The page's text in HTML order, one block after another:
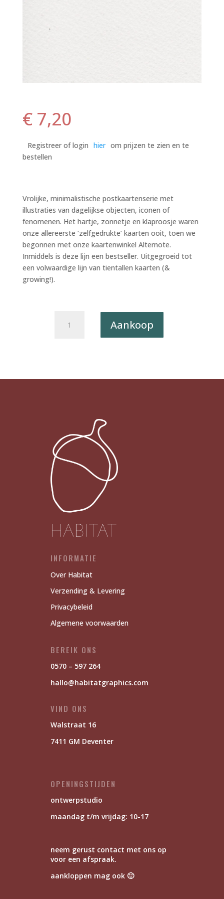
€7,20
Registreer of login hier om prijzen te zien en te
bestellen
Vrolijke, minimalistische postkaartenserie met
illustraties van dagelijkse objecten, iconen of
fenomenen. Het hartje, zonnetje en klaproosje waren
onze allereerste ‘zelfgedrukte’ kaarten ooit, toen we
begonnen met onze kaartenwinkel Alternote.
Inmiddels is deze lijn een bestseller. Uitgegroeid tot
een volwaardige lijn van tientallen kaarten (&
growing!).
Aankoop
INFORMATIE
Over Habitat
Verzending & Levering
Privacybeleid
Algemene voorwaarden
BEREIK ONS
0570 – 597 264
hallo@habitatgraphics.com
VIND ONS
Walstraat 16
7411 GM Deventer
OPENINGSTIJDEN
ontwerpstudio
maandag t/m vrijdag: 10-17
neem gerust contact met ons op
voor een afspraak.
aankloppen mag ook 🙂